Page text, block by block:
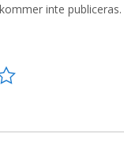
inte publiceras.